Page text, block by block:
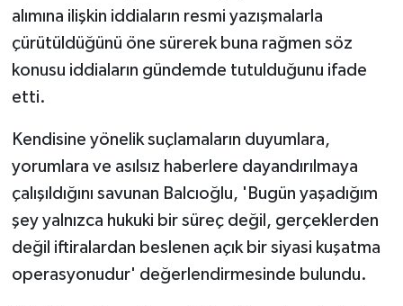
alımına ilişkin iddiaların resmi yazışmalarla
çürütüldüğünü öne sürerek buna rağmen söz
konusu iddiaların gündemde tutulduğunu ifade
etti.
Kendisine yönelik suçlamaların duyumlara,
yorumlara ve asılsız haberlere dayandırılmaya
çalışıldığını savunan Balcıoğlu, 'Bugün yaşadığım
şey yalnızca hukuki bir süreç değil, gerçeklerden
değil iftiralardan beslenen açık bir siyasi kuşatma
operasyonudur' değerlendirmesinde bulundu.